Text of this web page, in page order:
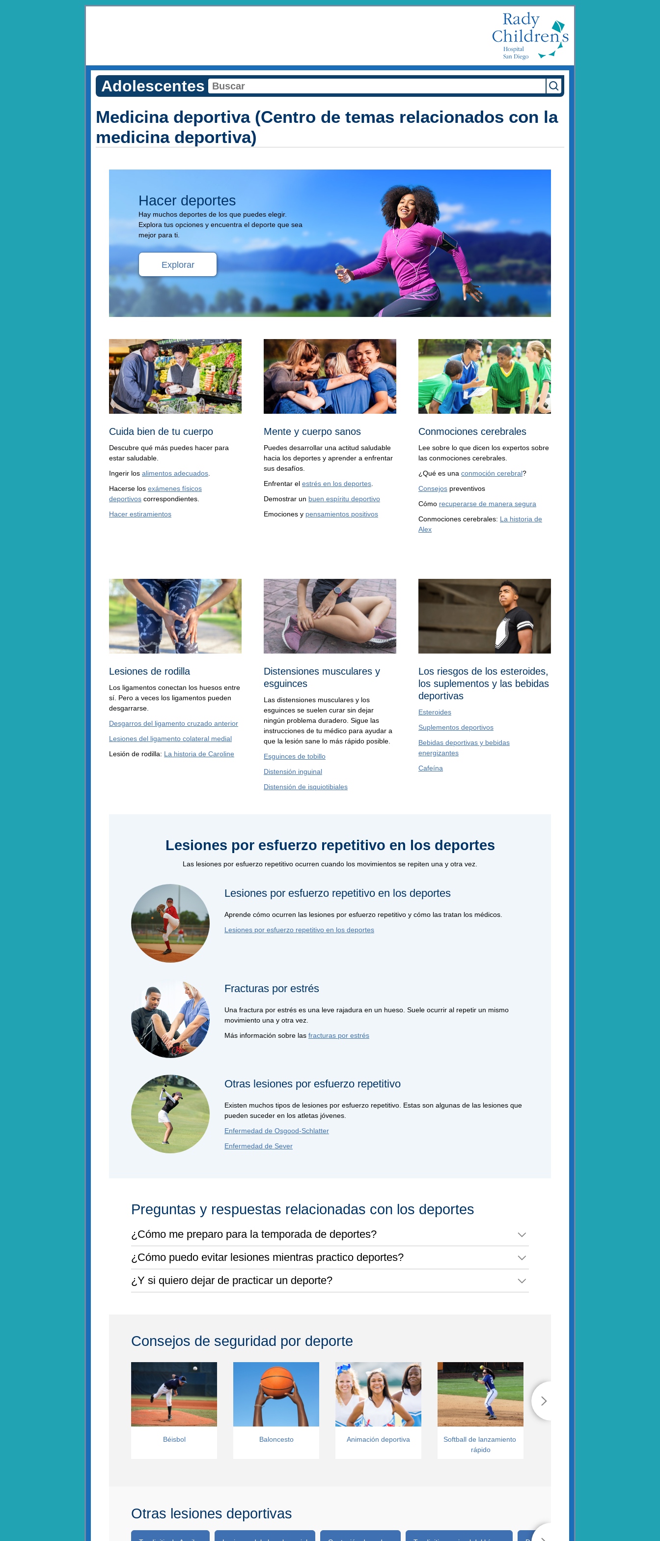
Adolescentes
Medicina deportiva (Centro de temas relacionados con la
medicina deportiva)
Hacer deportes
Hay muchos deportes de los que puedes elegir.
Explora tus opciones y encuentra el deporte que sea
mejor para ti.
Explorar
Cuida bien de tu cuerpo
Descubre qué más puedes hacer para
estar saludable.
Ingerir los alimentos adecuados
Hacerse los exámenes físicos
deportivos correspondientes.
Hacer estiramientos
Mente y cuerpo sanos
Puedes desarrollar una actitud saludable
hacia los deportes y aprender a enfrentar
sus desafíos.
Enfrentar el estrés en los deportes
Demostrar un buen espíritu deportivo
Emociones y pensamientos positivos
Conmociones cerebrales
Lee sobre lo que dicen los expertos sobre
las conmociones cerebrales.
¿Qué es una conmoción cerebral?
Consejos preventivos
Cómo recuperarse de manera segura
Conmociones cerebrales: La historia de
Alex
Lesiones de rodilla
Los ligamentos conectan los huesos entre
sí. Pero a veces los ligamentos pueden
desgarrarse.
Desgarros del ligamento cruzado anterior
Lesiones del ligamento colateral medial
Lesión de rodilla: La historia de Caroline
Distensiones musculares y
esguinces
Las distensiones musculares y los
esguinces se suelen curar sin dejar
ningún problema duradero. Sigue las
instrucciones de tu médico para ayudar a
que la lesión sane lo más rápido posible.
Esguinces de tobillo
Distensión inguinal
Distensión de isquiotibiales
Los riesgos de los esteroides,
los suplementos y las bebidas
deportivas
Esteroides
Suplementos deportivos
Bebidas deportivas y bebidas
energizantes
Cafeína
Lesiones por esfuerzo repetitivo en los deportes
Las lesiones por esfuerzo repetitivo ocurren cuando los movimientos se repiten una y otra vez.
Lesiones por esfuerzo repetitivo en los deportes
Aprende cómo ocurren las lesiones por esfuerzo repetitivo y cómo las tratan los médicos.
Lesiones por esfuerzo repetitivo en los deportes
Fracturas por estrés
Una fractura por estrés es una leve rajadura en un hueso. Suele ocurrir al repetir un mismo
movimiento una y otra vez.
Más información sobre las fracturas por estrés
Otras lesiones por esfuerzo repetitivo
Existen muchos tipos de lesiones por esfuerzo repetitivo. Estas son algunas de las lesiones que
pueden suceder en los atletas jóvenes.
Enfermedad de Osgood-Schlatter
Enfermedad de Sever
Preguntas y respuestas relacionadas con los deportes
¿Cómo me preparo para la temporada de deportes?
¿Cómo puedo evitar lesiones mientras practico deportes?
¿Y si quiero dejar de practicar un deporte?
Consejos de seguridad por deporte
Béisbol Baloncesto Animación deportiva
Softball de lanzamiento
rápido
Otras lesiones deportivas